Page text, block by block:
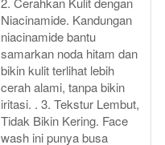
Niacinamide. Kandungan
niacinamide bantu
samarkan noda hitam dan
bikin kulit terlihat lebih
cerah alami, tanpa bikin
iritasi. . 3. Tekstur Lembut,
Tidak Bikin Kering. Face
wash ini punya busa